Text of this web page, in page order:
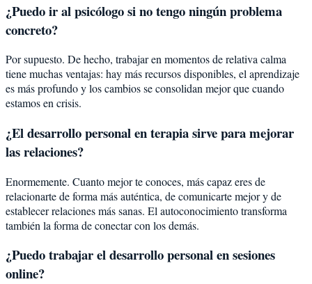
¿Puedo ir al psicólogo si no tengo ningún problema
concreto?
Por supuesto. De hecho, trabajar en momentos de relativa calma
tiene muchas ventajas: hay más recursos disponibles, el aprendizaje
es más profundo y los cambios se consolidan mejor que cuando
estamos en crisis.
¿El desarrollo personal en terapia sirve para mejorar
las relaciones?
Enormemente. Cuanto mejor te conoces, más capaz eres de
relacionarte de forma más auténtica, de comunicarte mejor y de
establecer relaciones más sanas. El autoconocimiento transforma
también la forma de conectar con los demás.
¿Puedo trabajar el desarrollo personal en sesiones
online?